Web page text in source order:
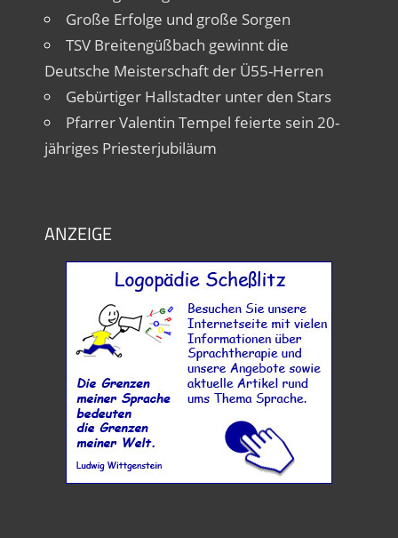
Große Erfolge und große Sorgen
TSV Breitengüßbach gewinnt die
Deutsche Meisterschaft der Ü55-Herren
Gebürtiger Hallstadter unter den Stars
Pfarrer Valentin Tempel feierte sein 20-
jähriges Priesterjubiläum
ANZEIGE